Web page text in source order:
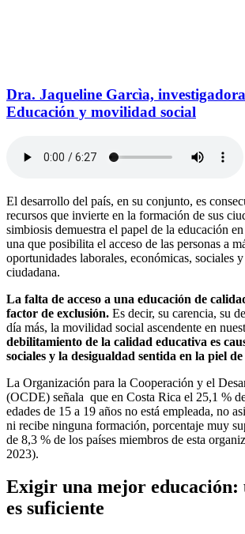
Dra. Jaqueline Garcìa,
Educación y movilidad social
El desarrollo del país, en su conjunto, es
recursos que invierte en la formación de sus
simbiosis demuestra el papel de la educación
una que posibilita el acceso de las personas a
oportunidades laborales, económicas, sociales
ciudadana.
La falta de acceso a una educación de
factor de exclusión. Es decir, su carencia, su
día más, la movilidad social ascendente en
debilitamiento de la calidad educativa es
sociales y la desigualdad sentida en la piel
La Organización para la Cooperación y el
(OCDE) señala que en Costa Rica el 25,1 %
edades de 15 a 19 años no está empleada, no
ni recibe ninguna formación, porcentaje muy
de 8,3 % de los países miembros de esta
2023).
Exigir una mejor educación:
es suficiente